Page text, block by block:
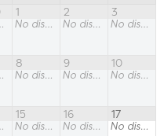
1
No disponible
2
No disponible
3
No disponible
8
No disponible
9
No disponible
10
No disponible
15
No disponible
16
No disponible
17
No disponible